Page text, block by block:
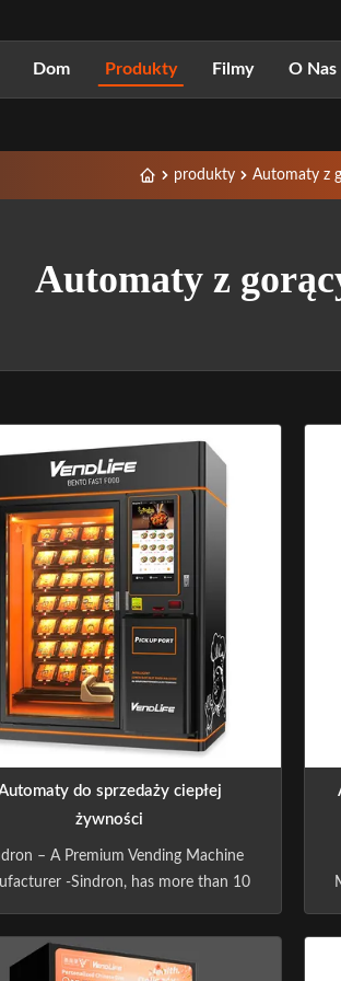
Dom Produkty Filmy O Nas
produkty Automaty z
Automaty z
do sprzedaży ciepłej
żywności
– A Premium Vending Machine
-Sindron, has more than 10
,is constantly applying cutting-
edge technology to the smart retail